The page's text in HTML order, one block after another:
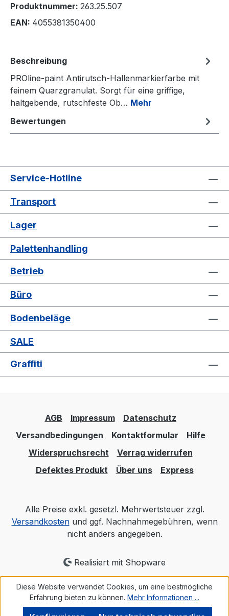
Produktnummer: 263.25.507
EAN: 4055381350400
Beschreibung
PROline-paint Antirutsch-Hallenmarkierfarbe mit
feinem Quarzgranulat. Sorgt für eine griffige,
haltgebende, rutschfeste Ob… Mehr
Bewertungen
Service-Hotline
Transport
Lager
Palettenhandling
Betrieb
Büro
Bodenbeläge
SALE
Graffiti
AGB Impressum
Datenschutz
Versandbedingungen
Kontaktformular
Hilfe
Widerspruchsrecht
Verrag widerrufen
Defektes Produkt
Über uns Express
Alle Preise exkl. gesetzl. Mehrwertsteuer zzgl.
Versandkostenund ggf. Nachnahmegebühren, wenn
nicht anders angegeben.
Realisiert mit Shopware
Diese Website verwendet Cookies, um eine bestmögliche
Erfahrung bieten zu können. Mehr Informationen ...